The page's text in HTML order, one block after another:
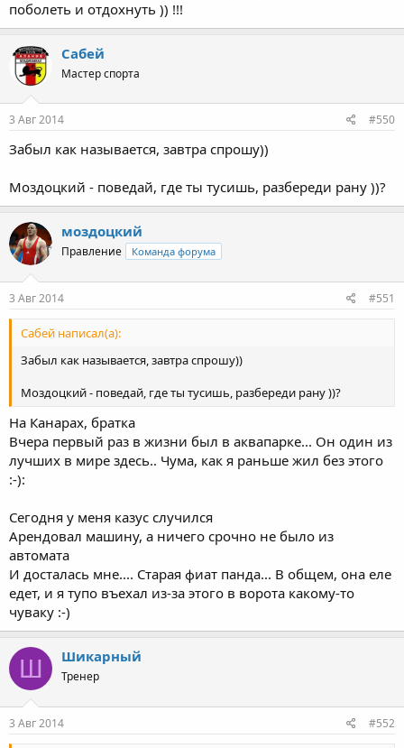
поболеть и отдохнуть )) !!!
Сабей
Мастер спорта
3 Авг 2014 #550
Забыл как называется, завтра спрошу))
Моздоцкий - поведай, где ты тусишь, разбереди рану ))?
моздоцкий
Правление Команда форума
3 Авг 2014 #551
Сабей написал(а):
Забыл как называется, завтра спрошу))
Моздоцкий - поведай, где ты тусишь, разбереди рану ))?
На Канарах, братка
Вчера первый раз в жизни был в аквапарке... Он один из
лучших в мире здесь.. Чума, как я раньше жил без этого
:-):
Сегодня у меня казус случился
Арендовал машину, а ничего срочно не было из
автомата
И досталась мне.... Старая фиат панда... В общем, она еле
едет, и я тупо въехал из-за этого в ворота какому-то
чуваку :-)
Ш Шикарный
Тренер
3 Авг 2014 #552